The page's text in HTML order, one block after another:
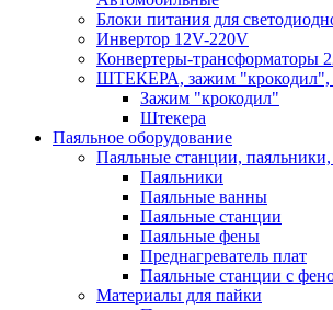
Блоки питания для
Инвертор 12V-220V
Конвертеры-трансформаторы
ШТЕКЕРА, зажим
Зажим "крокодил"
Штекера
Паяльное оборудование
Паяльные станции,
Паяльники
Паяльные ванны
Паяльные станции
Паяльные фены
Преднагреватель плат
Паяльные станции с
Материалы для пайки